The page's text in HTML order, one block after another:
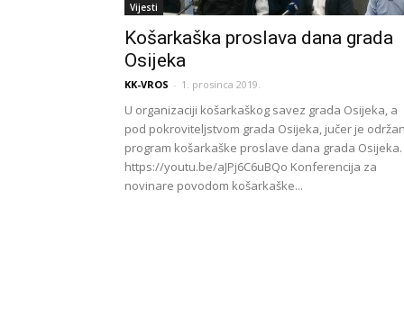
Vijesti
Košarkaška proslava dana grada
Osijeka
KK-VROS - 1. prosinca 2019.
U organizaciji košarkaškog savez grada Osijeka, a
pod pokroviteljstvom grada Osijeka, jučer je
program košarkaške proslave dana grada Osijeka.
https://youtu.be/aJPj6C6uBQo Konferencija za
novinare povodom košarkaške...